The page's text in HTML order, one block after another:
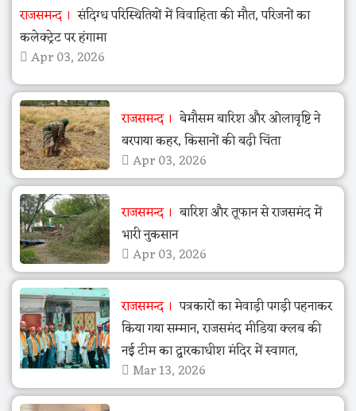
राजसमन्द
संदिग्ध परिस्थितियों में विवाहिता की मौत, परिजनों का
कलेक्ट्रेट पर हंगामा
Apr 03, 2026
राजसमन्द
बेमौसम बारिश और ओलावृष्टि ने
बरपाया कहर, किसानों की बढ़ी चिंता
Apr 03, 2026
राजसमन्द
बारिश और तूफान से राजसमंद में
भारी नुकसान
Apr 03, 2026
राजसमन्द
पत्रकारों का मेवाड़ी पगड़ी पहनाकर
किया गया सम्मान, राजसमंद मीडिया क्लब की
नई टीम का द्वारकाधीश मंदिर में स्वागत,
Mar 13, 2026